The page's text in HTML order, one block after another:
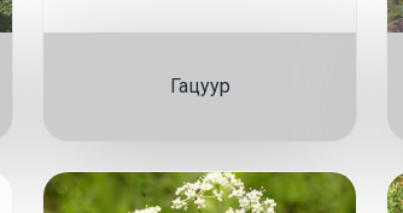
Гацуур